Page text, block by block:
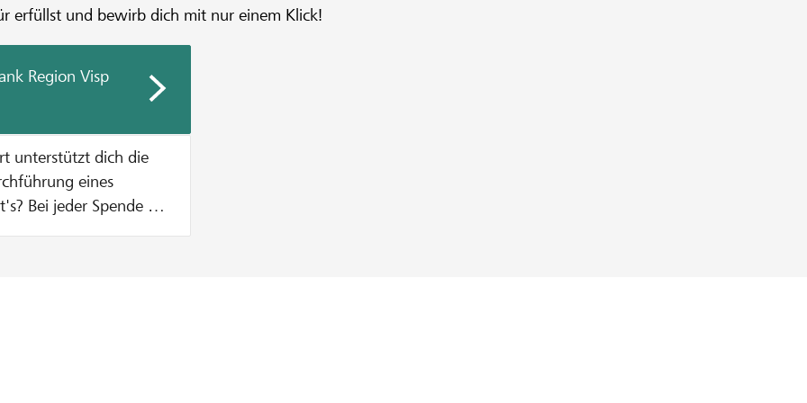
erfüllst und bewirb dich mit nur einem Klick!
Region Visp
eines
was einen Betrag von